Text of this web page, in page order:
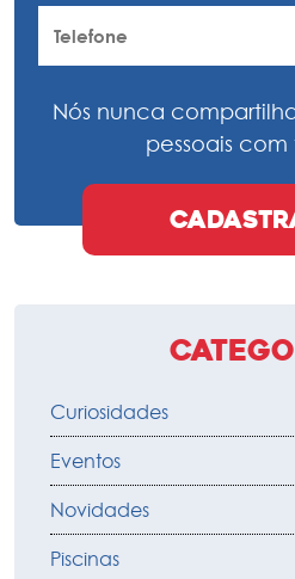
Nós nunca
pessoais com
Curiosidades
Eventos
Novidades
Piscinas